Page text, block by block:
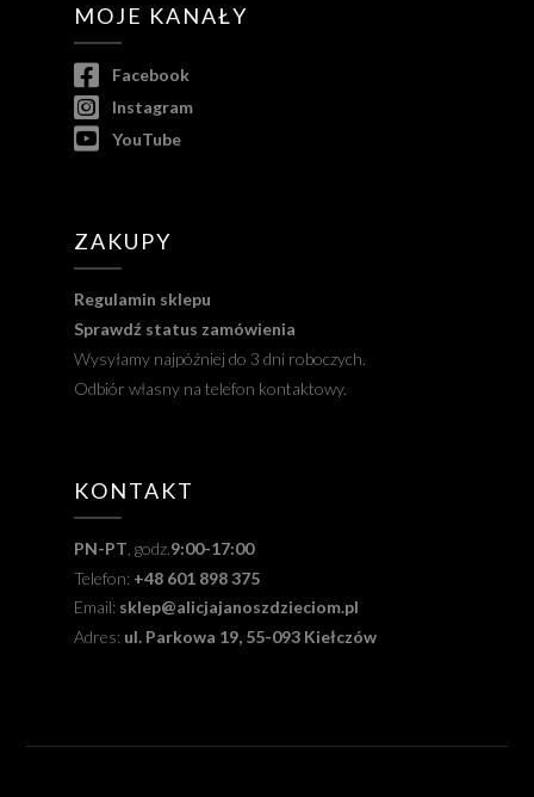
MOJE KANAŁY
Facebook
Instagram
YouTube
ZAKUPY
Regulamin sklepu
Sprawdź status zamówienia
Wysyłamy najpóźniej do 3 dni roboczych.
Odbiór własny na telefon kontaktowy.
KONTAKT
PN-PT , godz.9:00-17:00
Telefon: +48 601 898 375
Email: sklep@alicjajanoszdzieciom.pl
Adres: ul. Parkowa 19, 55-093 Kiełczów